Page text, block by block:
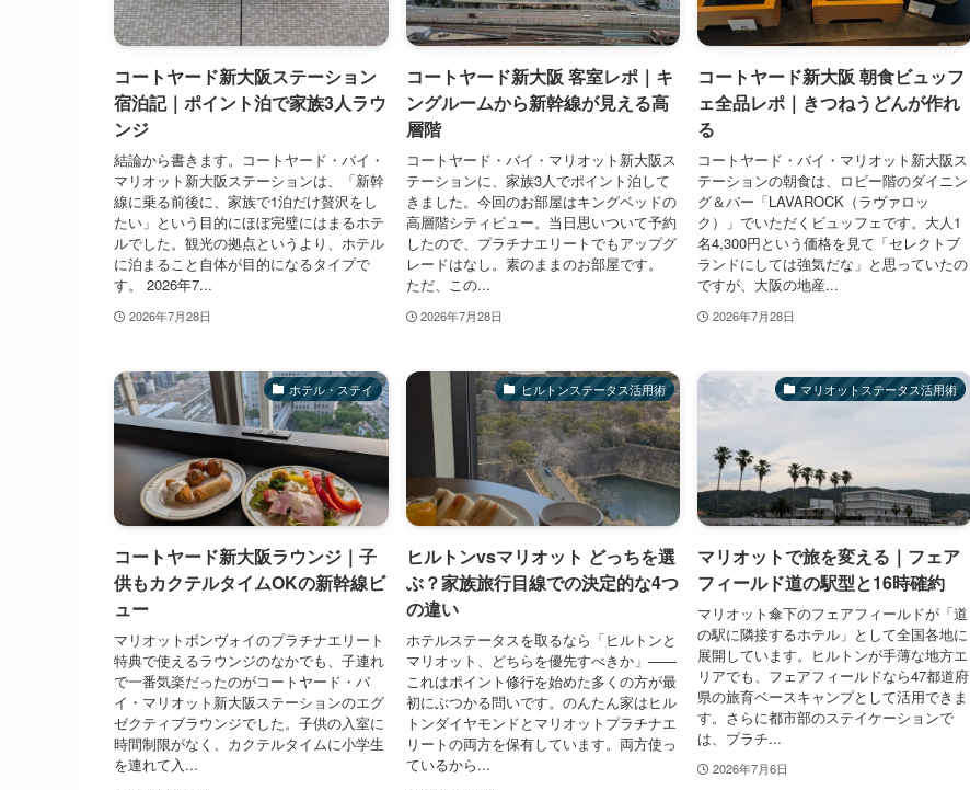
コートヤード新大阪ステーション
宿泊記｜ポイント泊で家族3人ラウ
ンジ
結論から書きます。コートヤード・バイ・
マリオット新大阪ステーションは、「新幹
線に乗る前後に、家族で1泊だけ贅沢をし
たい」という目的にほぼ完璧にはまるホテ
ルでした。観光の拠点というより、ホテル
に泊まること自体が目的になるタイプで
す。 2026年7...
2026年7月28日
コートヤード新大阪 客室レポ｜キ
ングルームから新幹線が見える高
層階
コートヤード・バイ・マリオット新大阪ス
テーションに、家族3人でポイント泊して
きました。今回のお部屋はキングベッドの
高層階シティビュー。当日思いついて予約
したので、プラチナエリートでもアップグ
レードはなし。素のままのお部屋です。
ただ、この...
2026年7月28日
コートヤード新大阪 朝食ビュッフ
ェ全品レポ｜きつねうどんが作れ
る
コートヤード・バイ・マリオット新大阪ス
テーションの朝食は、ロビー階のダイニン
グ＆バー「LAVAROCK（ラヴァロッ
ク）」でいただくビュッフェです。大人1
名4,300円という価格を見て「セレクトブ
ランドにしては強気だな」と思っていたの
ですが、大阪の地産...
2026年7月28日
ホテル・ステイ
コートヤード新大阪ラウンジ｜子
供もカクテルタイムOKの新幹線ビ
ュー
マリオットボンヴォイのプラチナエリート
特典で使えるラウンジのなかでも、子連れ
で一番気楽だったのがコートヤード・バ
イ・マリオット新大阪ステーションのエグ
ゼクティブラウンジでした。子供の入室に
時間制限がなく、カクテルタイムに小学生
を連れて入...
ヒルトンステータス活用術
ヒルトンvsマリオット どっちを選
ぶ？家族旅行目線での決定的な4つ
の違い
ホテルステータスを取るなら「ヒルトンと
マリオット、どちらを優先すべきか」——
これはポイント修行を始めた多くの方が最
初にぶつかる問いです。のんたん家はヒル
トンダイヤモンドとマリオットプラチナエ
リートの両方を保有しています。両方使っ
ているから...
マリオットステータス活用術
マリオットで旅を変える｜フェア
フィールド道の駅型と16時確約
マリオット傘下のフェアフィールドが「道
の駅に隣接するホテル」として全国各地に
展開しています。ヒルトンが手薄な地方エ
リアでも、フェアフィールドなら47都道府
県の旅育ベースキャンプとして活用できま
す。さらに都市部のステイケーションで
は、プラチ...
2026年7月6日